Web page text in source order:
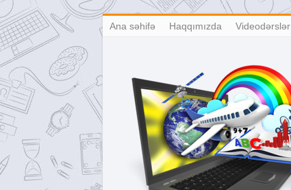
Ana səhifə Haqqımızda Videodərslər